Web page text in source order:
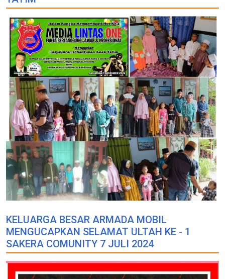
KELUARGA BESAR ARMADA MOBIL
MENGUCAPKAN SELAMAT ULTAH KE - 1
SAKERA COMUNITY 7 JULI 2024